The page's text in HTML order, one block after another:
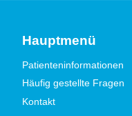
Hauptmenü
Patienteninformationen
Häufig gestellte Fragen
Kontakt